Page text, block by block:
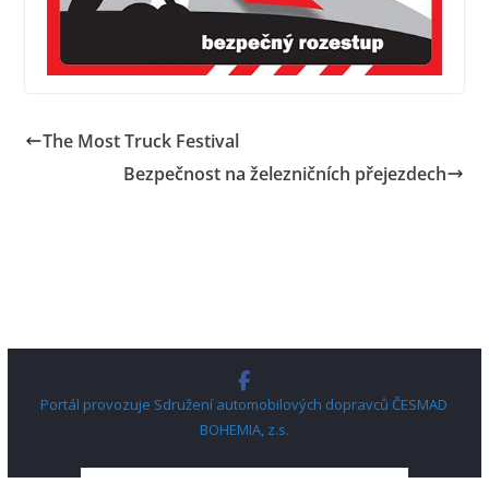
The Most Truck Festival
Bezpečnost na železničních přejezdech
Portál provozuje Sdružení automobilových dopravců ČESMAD
BOHEMIA, z.s.